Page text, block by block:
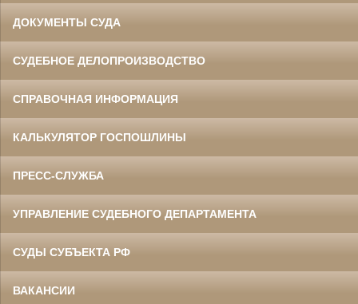
ДОКУМЕНТЫ СУДА
СУДЕБНОЕ ДЕЛОПРОИЗВОДСТВО
СПРАВОЧНАЯ ИНФОРМАЦИЯ
КАЛЬКУЛЯТОР ГОСПОШЛИНЫ
ПРЕСС-СЛУЖБА
УПРАВЛЕНИЕ СУДЕБНОГО ДЕПАРТАМЕНТА
СУДЫ СУБЪЕКТА РФ
ВАКАНСИИ